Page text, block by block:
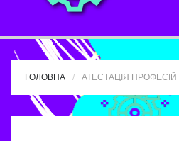
ГОЛОВНА АТЕСТАЦІЯ ПРОФЕСІЙ